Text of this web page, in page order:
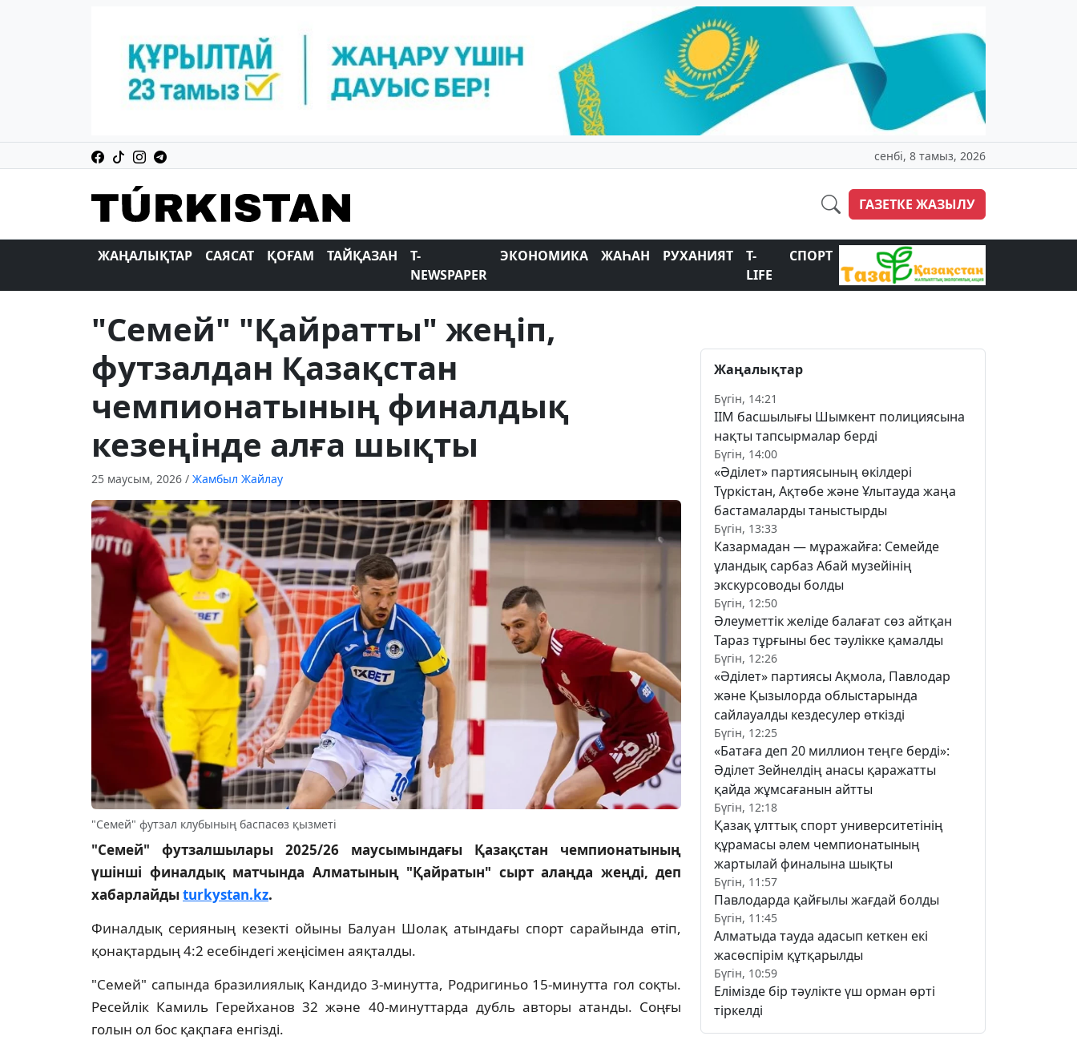
сенбі, 8 тамыз, 2026
ГАЗЕТКЕ ЖАЗЫЛУ
ЖАҢАЛЫҚТАР САЯСАТ ҚОҒАМ ТАЙҚАЗАН
T-
NEWSPAPER
ЭКОНОМИКА ЖАҺАН РУХАНИЯТ
T-
LIFE
СПОРТ
"Семей" "Қайратты" жеңіп,
футзалдан Қазақстан
чемпионатының финалдық
кезеңінде алға шықты
25 маусым, 2026 / Жамбыл Жайлау
"Семей" футзал клубының баспасөз қызметі
"Семей" футзалшылары 2025/26 маусымындағы Қазақстан чемпионатының
үшінші финалдық матчында Алматының "Қайратын" сырт алаңда жеңді, деп
хабарлайдыturkystan.kz.
Финалдық серияның кезекті ойыны Балуан Шолақ атындағы спорт сарайында өтіп,
қонақтардың 4:2 есебіндегі жеңісімен аяқталды.
"Семей" сапында бразилиялық Кандидо 3-минутта, Родригиньо 15-минутта гол соқты.
Ресейлік Камиль Герейханов 32 және 40-минуттарда дубль авторы атанды. Соңғы
голын ол бос қақпаға енгізді.
Жаңалықтар
Бүгін, 14:21
ІІМ басшылығы Шымкент полициясына
нақты тапсырмалар берді
Бүгін, 14:00
«Әділет» партиясының өкілдері
Түркістан, Ақтөбе және Ұлытауда жаңа
бастамаларды таныстырды
Бүгін, 13:33
Казармадан — мұражайға: Семейде
ұландық сарбаз Абай музейінің
экскурсоводы болды
Бүгін, 12:50
Әлеуметтік желіде балағат сөз айтқан
Тараз тұрғыны бес тәулікке қамалды
Бүгін, 12:26
«Әділет» партиясы Ақмола, Павлодар
және Қызылорда облыстарында
сайлауалды кездесулер өткізді
Бүгін, 12:25
«Батаға деп 20 миллион теңге берді»:
Әділет Зейнелдің анасы қаражатты
қайда жұмсағанын айтты
Бүгін, 12:18
Қазақ ұлттық спорт университетінің
құрамасы әлем чемпионатының
жартылай финалына шықты
Бүгін, 11:57
Павлодарда қайғылы жағдай болды
Бүгін, 11:45
Алматыда тауда адасып кеткен екі
жасөспірім құтқарылды
Бүгін, 10:59
Елімізде бір тәулікте үш орман өрті
тіркелді